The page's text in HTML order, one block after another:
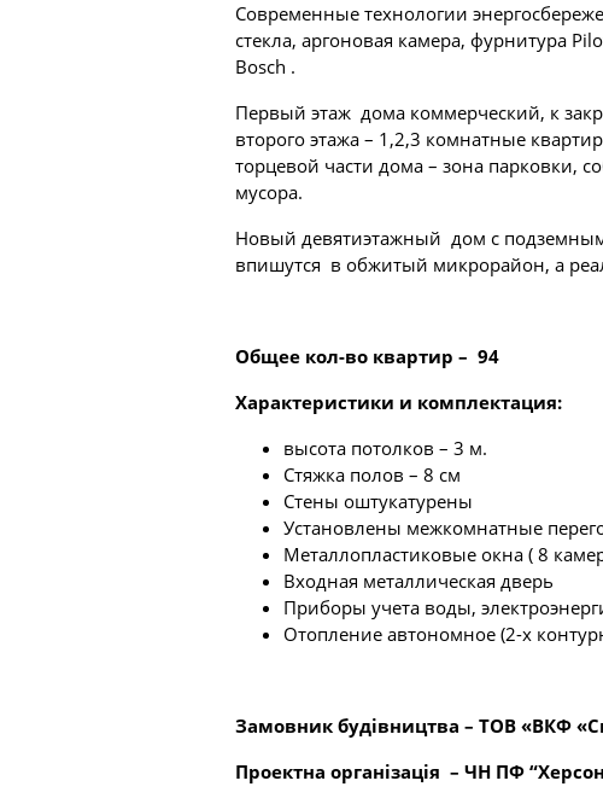
Современные технологии
стекла, аргоновая камера, фурнитура
Bosch .
Первый этаж дома коммерческий, к
второго этажа – 1,2,3 комнатные
торцевой части дома – зона парковки,
мусора.
Новый девятиэтажный дом с
впишутся в обжитый микрорайон, а
Общее кол-во квартир – 94
Характеристики и комплектация:
высота потолков – 3 м.
Стяжка полов – 8 см
Стены оштукатурены
Установлены межкомнатные
Металлопластиковые окна ( 8
Входная металлическая дверь
Приборы учета воды,
Отопление автономное (2-х
Замовник будівництва – ТОВ «ВКФ
Проектна організація – ЧН ПФ